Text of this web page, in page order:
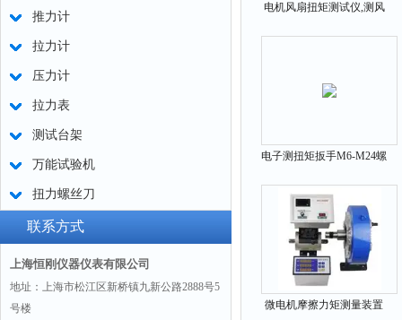
推力计
拉力计
压力计
拉力表
测试台架
万能试验机
扭力螺丝刀
联系方式
上海恒刚仪器仪表有限公司
地址：上海市松江区新桥镇九新公路2888号5
号楼
电机风扇扭矩测试仪,测风
电子测扭矩扳手M6-M24螺
微电机摩擦力矩测量装置